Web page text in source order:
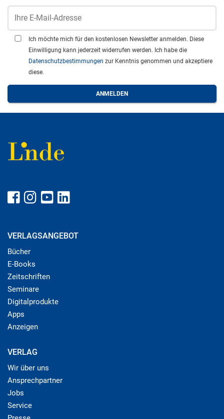
Ich möchte mich für den kostenlosen Newsletter anmelden. Diese
Einwilligung kann jederzeit widerrufen werden. Ich habe die
Datenschutzbestimmungen zur Kenntnis genommen und akzeptiere
diese.
VERLAGSANGEBOT
Bücher
E-Books
Zeitschriften
Seminare
Digitalprodukte
Apps
Anzeigen
VERLAG
Wir über uns
Ansprechpartner
Jobs
Service